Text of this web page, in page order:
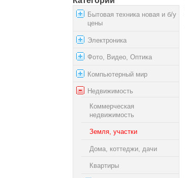
Бытовая техника новая и б/у
цены
Электроника
Фото, Видео, Оптика
Компьютерный мир
Недвижимость
Коммерческая
недвижимость
Земля, участки
Дома, коттеджи, дачи
Квартиры